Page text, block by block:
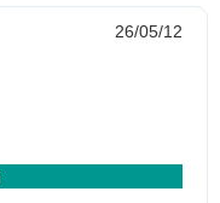
26/05/12